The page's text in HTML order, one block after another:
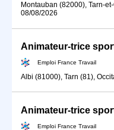
Montauban (82000), Tarn-
08/08/2026
Animateur-trice
Emploi France Travail
Albi (81000), Tarn (81),
Animateur-trice
Emploi France Travail